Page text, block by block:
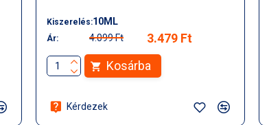
Kiszerelés:10ML
Ár: 4.099 Ft
3.479 Ft
Kosárba
Kérdezek